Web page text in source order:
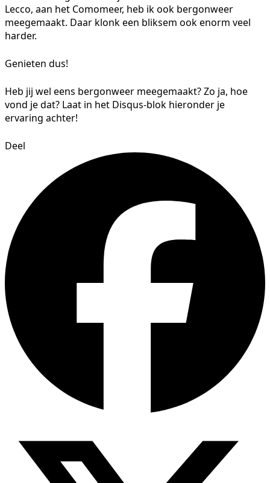
Lecco, aan het Comomeer, heb ik ook bergonweer
meegemaakt. Daar klonk een bliksem ook enorm veel
harder.
Genieten dus!
Heb jij wel eens bergonweer meegemaakt? Zo ja, hoe
vond je dat? Laat in het Disqus-blok hieronder je
ervaring achter!
Deel